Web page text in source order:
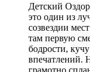
Детский
это один из
созвездии
там первую
бодрости,
впечатлений.
грамотно